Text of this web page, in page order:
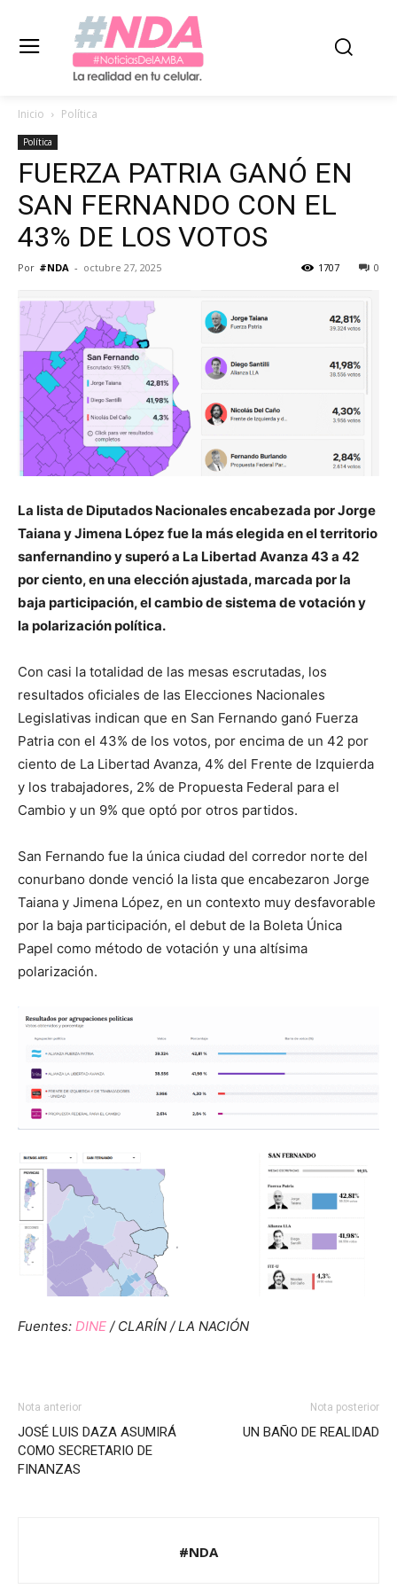
Inicio Política
Política
FUERZA PATRIA GANÓ EN
SAN FERNANDO CON EL
43% DE LOS VOTOS
Por #NDA - octubre 27, 2025 0
1707
La lista de Diputados Nacionales encabezada por Jorge
Taiana y Jimena López fue la más elegida en el territorio
sanfernandino y superó a La Libertad Avanza 43 a 42
por ciento, en una elección ajustada, marcada por la
baja participación, el cambio de sistema de votación y
la polarización política.
Con casi la totalidad de las mesas escrutadas, los
resultados oficiales de las Elecciones Nacionales
Legislativas indican que en San Fernando ganó Fuerza
Patria con el 43% de los votos, por encima de un 42 por
ciento de La Libertad Avanza, 4% del Frente de Izquierda
y los trabajadores, 2% de Propuesta Federal para el
Cambio y un 9% que optó por otros partidos.
San Fernando fue la única ciudad del corredor norte del
conurbano donde venció la lista que encabezaron Jorge
Taiana y Jimena López, en un contexto muy desfavorable
por la baja participación, el debut de la Boleta Única
Papel como método de votación y una altísima
polarización.
Fuentes: DINE / CLARÍN / LA NACIÓN
Nota anterior
JOSÉ LUIS DAZA ASUMIRÁ
COMO SECRETARIO DE
FINANZAS
Nota posterior
UN BAÑO DE REALIDAD
#NDA